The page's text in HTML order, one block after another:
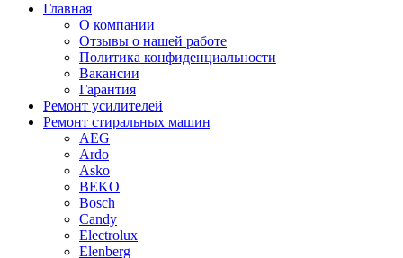
Главная
О компании
Отзывы о нашей работе
Политика конфиденциальности
Вакансии
Гарантия
Ремонт усилителей
Ремонт стиральных машин
AEG
Ardo
Asko
BEKO
Bosch
Candy
Electrolux
Elenberg